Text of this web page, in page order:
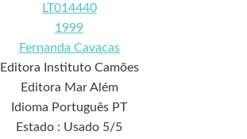
LT014440
1999
Fernanda Cavacas
Editora Instituto Camões
Editora Mar Além
Idioma Português PT
Estado : Usado 5/5